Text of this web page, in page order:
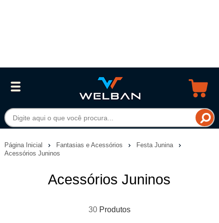
Página Inicial Fantasias e Acessórios
Festa Junina
Acessórios Juninos
Acessórios Juninos
30